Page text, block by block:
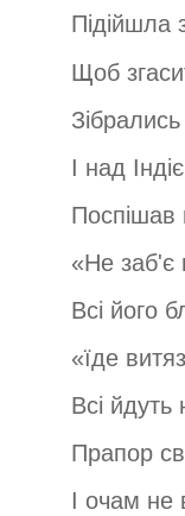
Підійшла
Щоб
І над
Поспішав
«Не заб'є
Всі його
«їде
Всі йдуть
Прапор
І очам не